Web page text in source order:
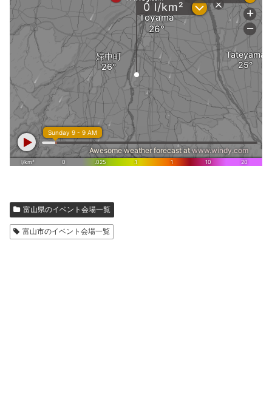
富山県のイベント会場一覧
富山市のイベント会場一覧